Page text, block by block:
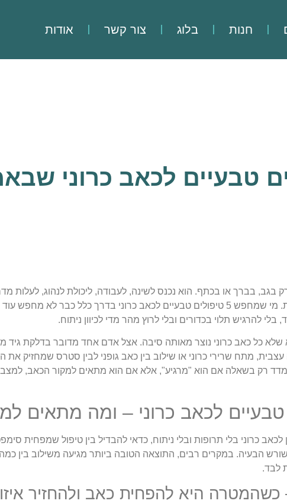
חנות בלוג צור קשר אודות
בגב, בברך או בכתף. הוא נכנס לשינה, לעבודה, ליכולת לנהוג, לעלות
ואפילו לסבלנות בבית. מי שמחפש 5 טיפולים טבעיים לכאב כרוני בדרך כלל כבר
להרגיש תלוי בכדורים ובלי לרוץ מהר מדי לכיוון ניתוח.
שלא כל כאב כרוני נוצר מאותה סיבה. אצל אדם אחד מדובר בדלקת
מתח שרירי כרוני או שילוב בין כאב גופני לבין סטרס שמחזיק את
נמדד רק בשאלה אם הוא "מרגיע", אלא אם הוא מתאים למקור הכאב,
כרוני בלי תרופות ובלי ניתוח, כדאי להבדיל בין טיפול שמפחית
הבעיה. במקרים רבים, התוצאה הטובה ביותר מגיעה משילוב בין כמה
לבד.
כשהמטרה היא להפחית כאב ולהחזיר